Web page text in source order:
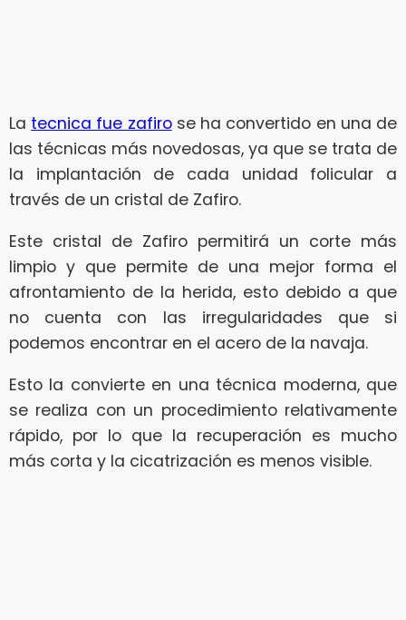
La tecnica fue zafirose ha convertido en una de
las técnicas más novedosas, ya que se trata de
la implantación de cada unidad folicular a
través de un cristal de Zafiro.
Este cristal de Zafiro permitirá un corte más
limpio y que permite de una mejor forma el
afrontamiento de la herida, esto debido a que
no cuenta con las irregularidades que si
podemos encontrar en el acero de la navaja.
Esto la convierte en una técnica moderna, que
se realiza con un procedimiento relativamente
rápido, por lo que la recuperación es mucho
más corta y la cicatrización es menos visible.